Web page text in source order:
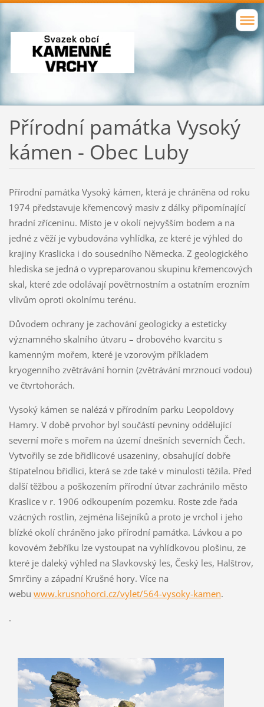
Přírodní památka Vysoký
kámen - Obec Luby
Přírodní památka Vysoký kámen, která je chráněna od roku
1974 představuje křemencový masiv z dálky připomínající
hradní zříceninu. Místo je v okolí nejvyšším bodem a na
jedné z věží je vybudována vyhlídka, ze které je výhled do
krajiny Kraslicka i do sousedního Německa. Z geologického
hlediska se jedná o vypreparovanou skupinu křemencových
skal, které zde odolávají povětrnostním a ostatním erozním
vlivům oproti okolnímu terénu.
Důvodem ochrany je zachování geologicky a esteticky
významného skalního útvaru – drobového kvarcitu s
kamenným mořem, které je vzorovým příkladem
kryogenního zvětrávání hornin (zvětrávání mrznoucí vodou)
ve čtvrtohorách.
Vysoký kámen se nalézá v přírodním parku Leopoldovy
Hamry. V době prvohor byl součástí pevniny oddělující
severní moře s mořem na území dnešních severních Čech.
Vytvořily se zde břidlicové usazeniny, obsahující dobře
štípatelnou břidlici, která se zde také v minulosti těžila. Před
další těžbou a poškozením přírodní útvar zachránilo město
Kraslice v r. 1906 odkoupením pozemku. Roste zde řada
vzácných rostlin, zejména lišejníků a proto je vrchol i jeho
blízké okolí chráněno jako přírodní památka. Lávkou a po
kovovém žebříku lze vystoupat na vyhlídkovou plošinu, ze
které je daleký výhled na Slavkovský les, Český les, Halštrov,
Smrčiny a západní Krušné hory. Více na
webu www.krusnohorci.cz/vylet/564-vysoky-kamen.
.